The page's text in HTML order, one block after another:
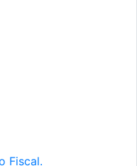
Fiscal.